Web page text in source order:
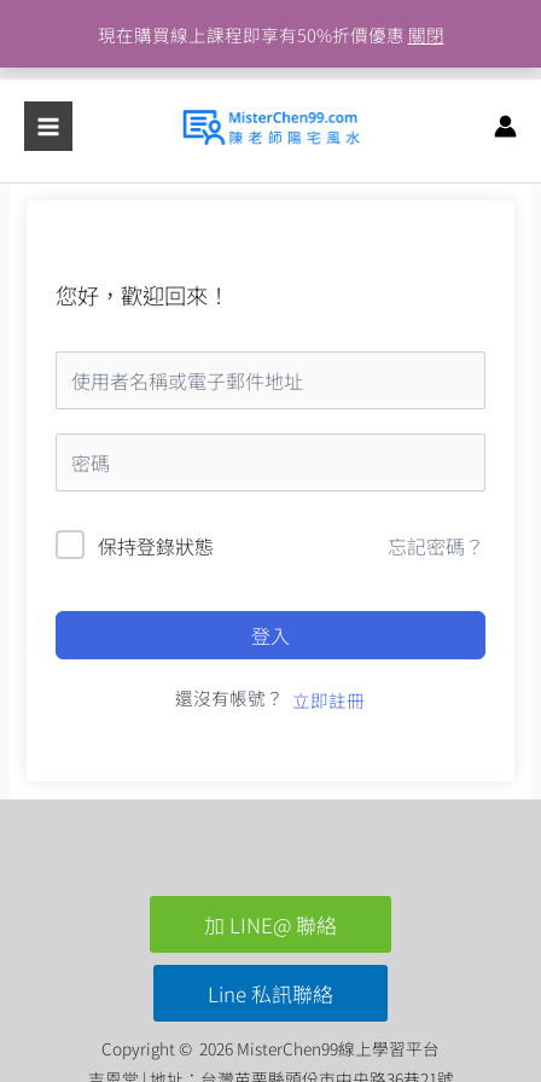
現在購買線上課程即享有50%折價優惠 關閉
主
容
您好，歡迎回來！
保持登錄狀態 忘記密碼？
登入
還沒有帳號？ 立即註冊
加 LINE@ 聯絡
Line 私訊聯絡
Copyright © 2026 MisterChen99線上學習平台